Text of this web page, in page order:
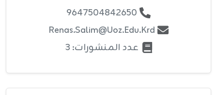
9647504842650
Renas.salim@uoz.edu.krd
عدد المنشورات: 3